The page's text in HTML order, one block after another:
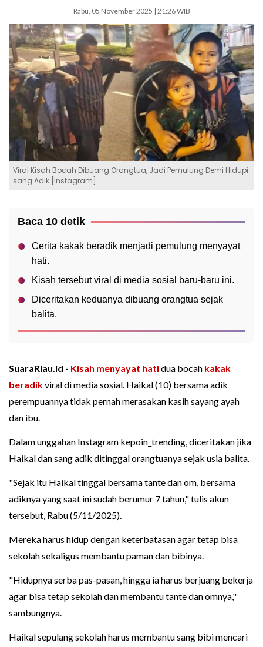
Rabu, 05 November 2025 | 21:26 WIB
Viral Kisah Bocah Dibuang Orangtua, Jadi Pemulung Demi Hidupi
sang Adik [Instagram]
Baca 10 detik
Cerita kakak beradik menjadi pemulung menyayat
hati.
Kisah tersebut viral di media sosial baru-baru ini.
Diceritakan keduanya dibuang orangtua sejak
balita.
SuaraRiau.id - Kisah menyayat hatidua bocah kakak
beradikviral di media sosial. Haikal (10) bersama adik
perempuannya tidak pernah merasakan kasih sayang ayah
dan ibu.
Dalam unggahan Instagram kepoin_trending, diceritakan jika
Haikal dan sang adik ditinggal orangtuanya sejak usia balita.
"Sejak itu Haikal tinggal bersama tante dan om, bersama
adiknya yang saat ini sudah berumur 7 tahun," tulis akun
tersebut, Rabu (5/11/2025).
Mereka harus hidup dengan keterbatasan agar tetap bisa
sekolah sekaligus membantu paman dan bibinya.
"Hidupnya serba pas-pasan, hingga ia harus berjuang bekerja
agar bisa tetap sekolah dan membantu tante dan omnya,"
sambungnya.
Haikal sepulang sekolah harus membantu sang bibi mencari